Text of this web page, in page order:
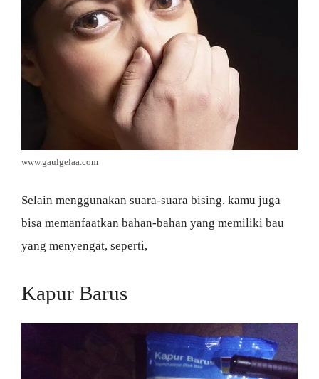
www.gaulgelaa.com
Selain menggunakan suara-suara bising, kamu juga
bisa memanfaatkan bahan-bahan yang memiliki bau
yang menyengat, seperti,
Kapur Barus